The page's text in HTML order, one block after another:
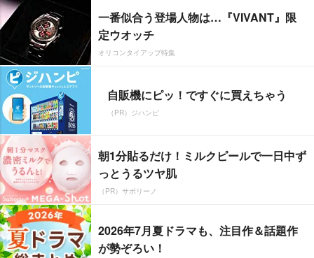
一番似合う登場人物は…『VIVANT』限
定ウオッチ
オリコンタイアップ特集
自販機にピッ！ですぐに買えちゃう
（PR）ジハンピ
朝1分貼るだけ！ミルクピールで一日中ず
っとうるツヤ肌
（PR）サボリーノ
2026年7月夏ドラマも、注目作＆話題作
が勢ぞろい！